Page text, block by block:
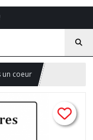
un coeur